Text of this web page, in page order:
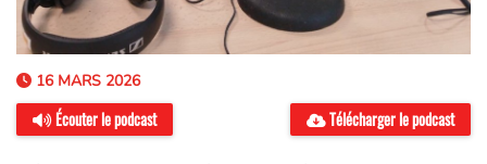
16 MARS 2026
Écouter le podcast Télécharger le podcast